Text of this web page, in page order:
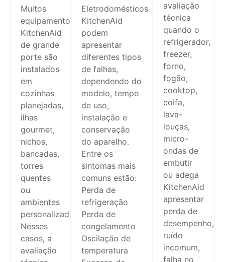
Muitos
equipamentos
KitchenAid
de grande
porte são
instalados
em
cozinhas
planejadas,
ilhas
gourmet,
nichos,
bancadas,
torres
quentes
ou
ambientes
personalizados.
Nesses
casos, a
avaliação
Eletrodomésticos
KitchenAid
podem
apresentar
diferentes tipos
de falhas,
dependendo do
modelo, tempo
de uso,
instalação e
conservação
do aparelho.
Entre os
sintomas mais
comuns estão:
Perda de
refrigeração
Perda de
congelamento
Oscilação de
temperatura
avaliação
técnica
quando o
refrigerador,
freezer,
forno,
fogão,
cooktop,
coifa,
lava-
louças,
micro-
ondas de
embutir
ou adega
KitchenAid
apresentar
perda de
desempenho,
ruído
incomum,
falha no